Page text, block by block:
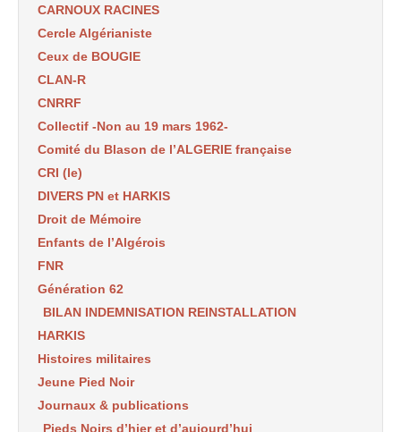
CARNOUX RACINES
Cercle Algérianiste
Ceux de BOUGIE
CLAN-R
CNRRF
Collectif -Non au 19 mars 1962-
Comité du Blason de l’ALGERIE française
CRI (le)
DIVERS PN et HARKIS
Droit de Mémoire
Enfants de l’Algérois
FNR
Génération 62
BILAN INDEMNISATION REINSTALLATION
HARKIS
Histoires militaires
Jeune Pied Noir
Journaux & publications
Pieds Noirs d’hier et d’aujourd’hui